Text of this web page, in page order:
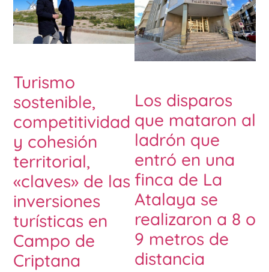
Turismo
sostenible,
competitividad
y cohesión
territorial,
«claves» de las
inversiones
turísticas en
Campo de
Criptana
Los disparos
que mataron al
ladrón que
entró en una
finca de La
Atalaya se
realizaron a 8 o
9 metros de
distancia